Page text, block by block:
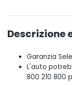
Descrizione
Garanzia
L'auto
800 210 800